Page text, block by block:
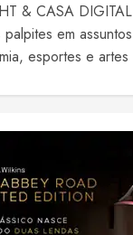
& CASA
em
esportes e artes